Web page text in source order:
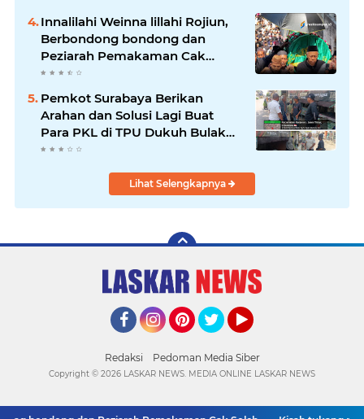
Innalilahi Weinna lillahi Rojiun,
Berbondong bondong dan
Peziarah Pemakaman Cak
Soleh.
Pemkot Surabaya Berikan
Arahan dan Solusi Lagi Buat
Para PKL di TPU Dukuh Bulak
Banteng Surabaya
Lihat Selengkapnya
Redaksi Pedoman Media Siber
Copyright © 2026 LASKAR NEWS. MEDIA ONLINE LASKAR NEWS